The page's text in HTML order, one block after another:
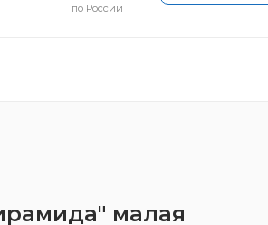
по России
малая